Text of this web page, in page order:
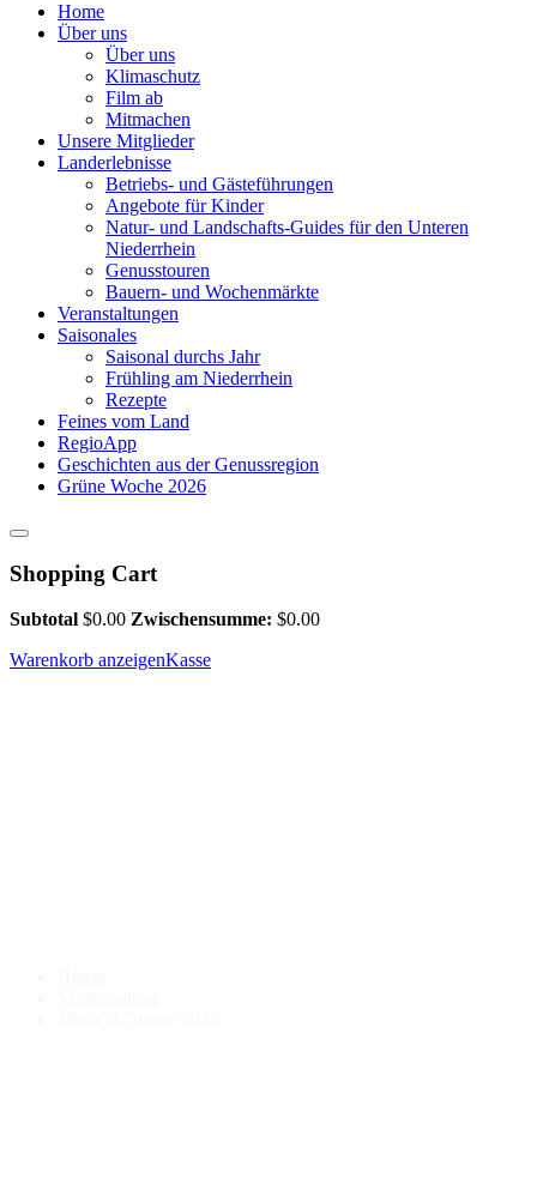
Home
Über uns
Über uns
Klimaschutz
Film ab
Mitmachen
Unsere Mitglieder
Landerlebnisse
Betriebs- und Gästeführungen
Angebote für Kinder
Natur- und Landschafts-Guides für den Unteren
Niederrhein
Genusstouren
Bauern- und Wochenmärkte
Veranstaltungen
Saisonales
Saisonal durchs Jahr
Frühling am Niederrhein
Rezepte
Feines vom Land
RegioApp
Geschichten aus der Genussregion
Grüne Woche 2026
Shopping Cart
Subtotal $0.00 Zwischensumme: $0.00
Warenkorb anzeigenKasse